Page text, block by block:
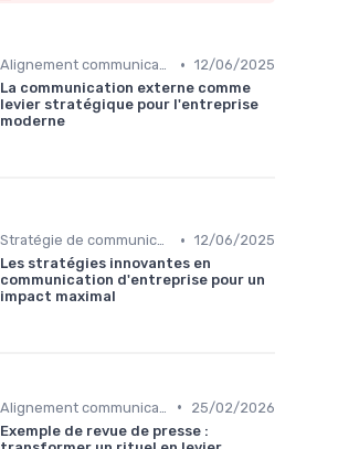
Alignement communication & stratégie business • 12/06/2025
La communication externe comme
levier stratégique pour l'entreprise
moderne
Stratégie de communication d’entreprise • 12/06/2025
Les stratégies innovantes en
communication d'entreprise pour un
impact maximal
•
25/02/2026
Exemple de revue de presse :